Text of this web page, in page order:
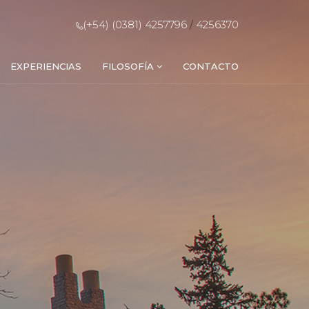
(+54) (0381) 4257796 / 4256370
EXPERIENCIAS FILOSOFÍA CONTACTO